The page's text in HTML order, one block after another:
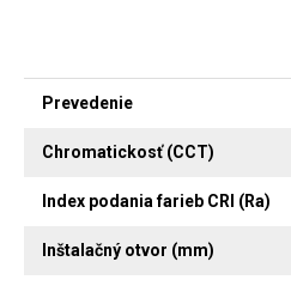
Prevedenie
Chromatickosť (CCT)
Index podania farieb CRI (Ra)
Inštalačný otvor (mm)